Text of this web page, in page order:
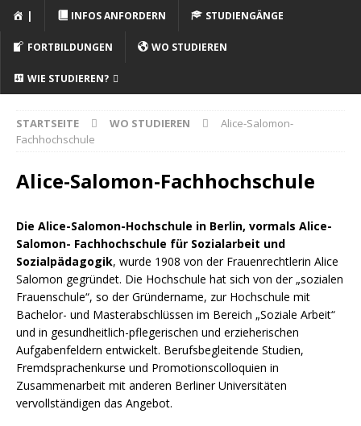
| INFOS ANFORDERN STUDIENGÄNGE
FORTBILDUNGEN WO STUDIEREN
WIE STUDIEREN?
STARTSEITE WO STUDIEREN
Alice-Salomon-
Fachhochschule
Alice-Salomon-Fachhochschule
Die Alice-Salomon-Hochschule in Berlin, vormals Alice-
Salomon- Fachhochschule für Sozialarbeit und
Sozialpädagogik, wurde 1908 von der Frauenrechtlerin Alice
Salomon gegründet. Die Hochschule hat sich von der „sozialen
Frauenschule“, so der Gründername, zur Hochschule mit
Bachelor- und Masterabschlüssen im Bereich „Soziale Arbeit“
und in gesundheitlich-pflegerischen und erzieherischen
Aufgabenfeldern entwickelt. Berufsbegleitende Studien,
Fremdsprachenkurse und Promotionscolloquien in
Zusammenarbeit mit anderen Berliner Universitäten
vervollständigen das Angebot.